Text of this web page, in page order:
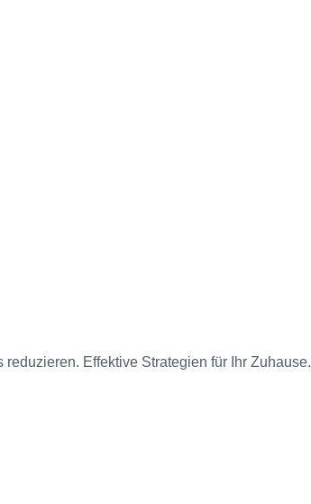
Effektive Strategien für Ihr Zuhause.